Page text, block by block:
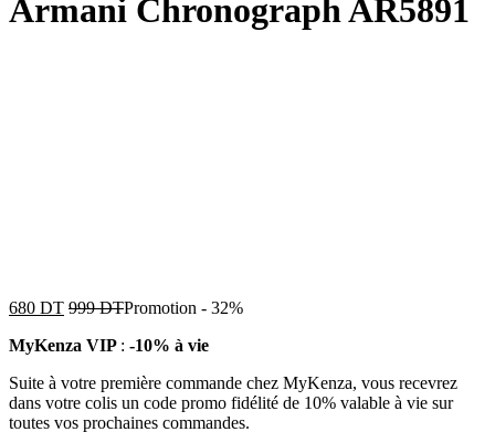
Armani Chronograph AR5891
680 DT 999DTPromotion - 32%
MyKenza VIP : -10% à vie
Suite à votre première commande chez MyKenza, vous recevrez
dans votre colis un code promo fidélité de 10% valable à vie sur
toutes vos prochaines commandes.